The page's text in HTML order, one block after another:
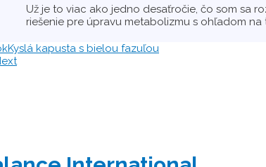
Už je to viac ako jedno desaťročie, čo som sa
riešenie pre úpravu metabolizmu s ohľadom
Kyslá kapusta s bielou fazuľou